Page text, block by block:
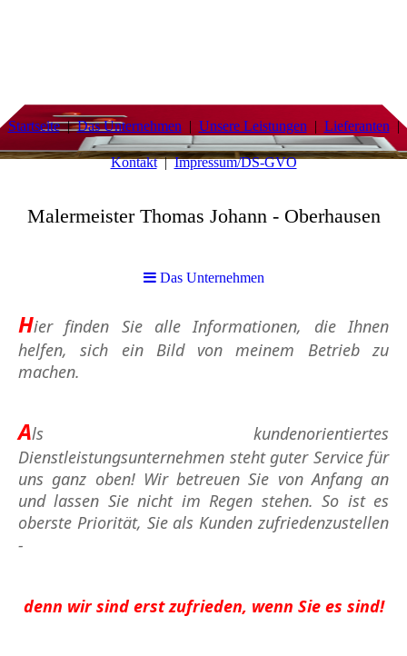
Startseite Das Unternehmen Unsere Leistungen Lieferanten
Kontakt Impressum/DS-GVO
Malermeister Thomas Johann - Oberhausen
Das Unternehmen
Hier finden Sie alle Informationen, die Ihnen
helfen, sich ein Bild von meinem Betrieb zu
machen.
Als kundenorientiertes
Dienstleistungsunternehmen steht guter Service für
uns ganz oben! Wir betreuen Sie von Anfang an
und lassen Sie nicht im Regen stehen. So ist es
oberste Priorität, Sie als Kunden zufriedenzustellen
-
denn wir sind erst zufrieden, wenn Sie es sind!